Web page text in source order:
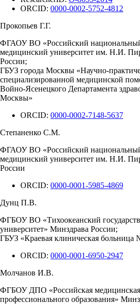
ORCID: 0000-0002-5752-4812
Прокопьев Г.Г.
ФГАОУ ВО «Российский национальный
медицинский университет им. Н.И.
России;
ГБУЗ города Москвы «Научно-
специализированной медицинской
Войно-Ясенецкого Департамента
Москвы»
ORCID: 0000-0002-7148-5637
Степаненко С.М.
ФГАОУ ВО «Российский национальный
медицинский университет им. Н.И.
России
ORCID: 0000-0001-5985-4869
Дунц П.В.
ФГБОУ ВО «Тихоокеанский
университет» Минздрава России;
ГБУЗ «Краевая клиническая больница
ORCID: 0000-0001-6950-2947
Молчанов И.В.
ФГБОУ ДПО «Российская медицинская
профессионального образования»